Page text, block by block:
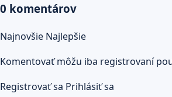
0 komentárov
Najnovšie Najlepšie
Komentovať môžu iba registrovaní
Registrovať sa Prihlásiť sa